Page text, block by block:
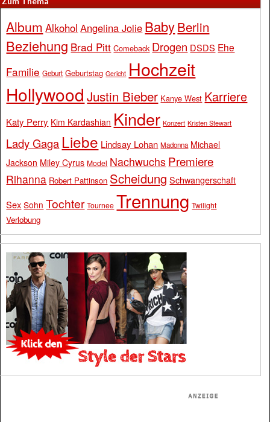
Album Alkohol Angelina Jolie BabyBerlin
Beziehung Brad Pitt Comeback Drogen DSDS Ehe
Familie Geburt Geburtstag Gericht Hochzeit
Hollywood Justin Bieber Kanye West Karriere
Katy Perry Kim Kardashian Kinder Konzert Kristen Stewart
Lady Gaga Liebe Lindsay Lohan Madonna Michael
Jackson Miley Cyrus Model Nachwuchs Premiere
Rihanna Robert Pattinson Scheidung Schwangerschaft
Sex Sohn Tochter Tournee Trennung Twilight
Verlobung